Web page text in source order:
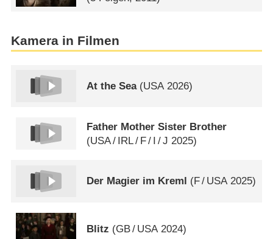
Kamera in Filmen
At the Sea(USA2026)
Father Mother Sister Brother
(USA/ IRL/ F/ I /J 2025)
Der Magier im Kreml (F/ USA2025)
Blitz (GB/ USA 2024)